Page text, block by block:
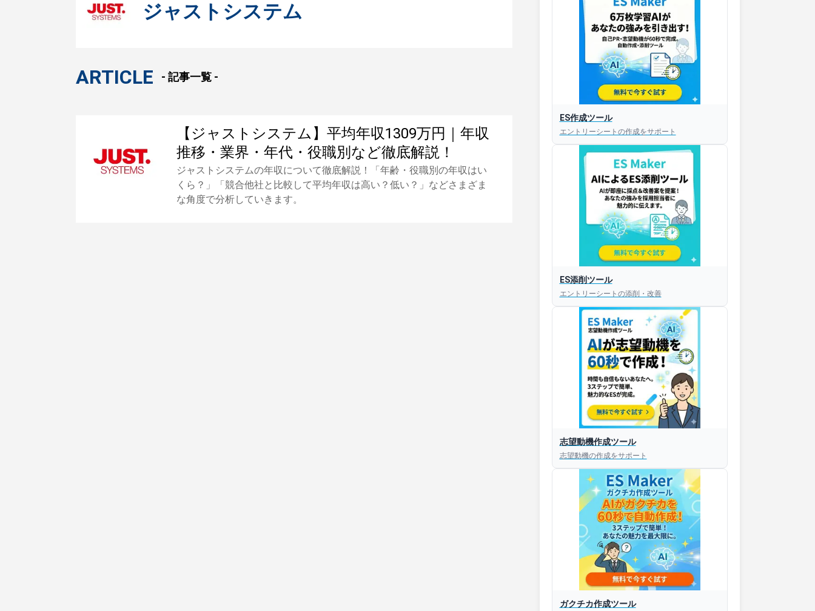
ジャストシステム
ARTICLE - 記事一覧 -
【ジャストシステム】平均年収1309万円｜年収
推移・業界・年代・役職別など徹底解説！
ジャストシステムの年収について徹底解説！「年齢・役職別の年収はい
くら？」「競合他社と比較して平均年収は高い？低い？」などさまざま
な角度で分析していきます。
ES作成ツール
エントリーシートの作成をサポート
ES添削ツール
エントリーシートの添削・改善
志望動機作成ツール
志望動機の作成をサポート
ガクチカ作成ツール